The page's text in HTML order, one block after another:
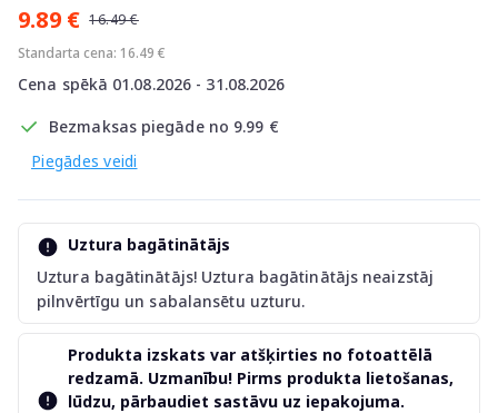
9.89 € 16.49 €
Standarta cena: 16.49 €
Cena spēkā 01.08.2026 - 31.08.2026
Bezmaksas piegāde no 9.99 €
Piegādes veidi
Uztura bagātinātājs
Uztura bagātinātājs! Uztura bagātinātājs neaizstāj
pilnvērtīgu un sabalansētu uzturu.
Produkta izskats var atšķirties no fotoattēlā
redzamā. Uzmanību! Pirms produkta lietošanas,
lūdzu, pārbaudiet sastāvu uz iepakojuma.